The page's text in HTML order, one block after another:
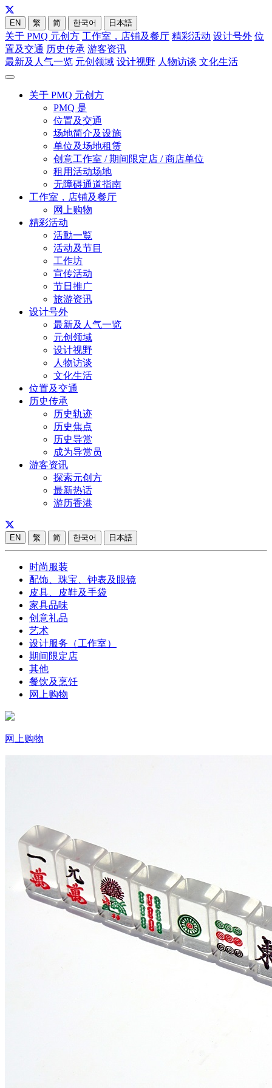
EN 繁 简 한국어 日本語
关于 PMQ 元创方 工作室，店铺及餐厅 精彩活动 设计号外 位
置及交通 历史传承 游客资讯
最新及人气一览 元创领域 设计视野 人物访谈 文化生活
关于 PMQ 元创方
PMQ 是
位置及交通
场地简介及设施
单位及场地租赁
创意工作室 / 期间限定店 / 商店单位
租用活动场地
无障碍通道指南
工作室，店铺及餐厅
网上购物
精彩活动
活動一覧
活动及节目
工作坊
宣传活动
节日推广
旅游资讯
设计号外
最新及人气一览
元创领域
设计视野
人物访谈
文化生活
位置及交通
历史传承
历史轨迹
历史焦点
历史导赏
成为导赏员
游客资讯
探索元创方
最新热话
游历香港
EN 繁 简 한국어 日本語
时尚服装
配饰、珠宝、钟表及眼镜
皮具、皮鞋及手袋
家具品味
创意礼品
艺术
设计服务（工作室）
期间限定店
其他
餐饮及烹饪
网上购物
网上购物